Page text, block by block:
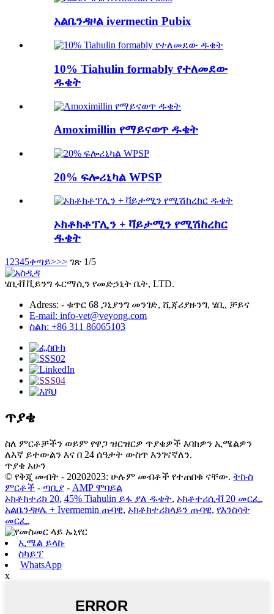
አልቤንዳዞል ivermectin Pubix
10% Tiahulin formably የተለመደው
ዱቄት
Amoximillin የማይናወጥ ዱቄት
20% ፍሎሪኒካል WPSP
ኦክቶክቶፕሊን + ቫይታሚን የሚሽከረከር
ዱቄት
1 2345ቀጣይ>>> ገጽ 1/5
ሄቢቭ ቪይንግ ፋርማሲን የመድኃኒት ቤት, LTD.
Adress: - ቁጥር 68 ጋኒያንግ መንገድ, ሺጃሪያዙንግ, ሄቢ, ቻይና
E-mail: info-vet@veyong.com
ስልክ: +86 311 86065103
ጥያቄ
ስለ ምርቶቻችን ወይም የዋጋ ዝርዝርዎ ጥያቄዎች እባክዎን ኢሜልዎን
ለእኛ ይተውልን እና በ 24 ሰዓታት ውስጥ እንገናኛለን.
ጥያቄ አሁን
© የቅጂ መብት - 20202023: ሁሉም መብቶች የተጠበቁ ናቸው. ትኩስ
ምርቶች - ጣቢያ - AMP ሞባይል
ኦክቶክተሪክ 20, 45% Tiahulin ይፋ ያለ ዱቄት, ኦክቶተሪሲቭ 20 መርፌ,
አልቤንዳዞሌ + Ivermemin ጡባዊ, ኦክቶክተሪክላይን ጡባዊ, የእንስሳት
መርፌ,
ኢሜል ይላኩ
ስካይፕ
WhatsApp
x